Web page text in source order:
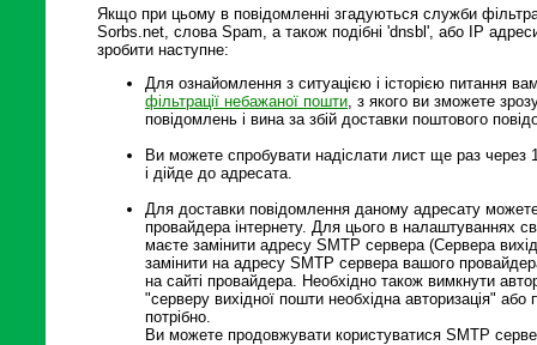
Якщо при цьому в повідомленні згадуються служби
Sorbs.net, слова Spam, а також подібні 'dnsbl', або IP
зробити наступне:
Для ознайомлення з ситуацією і історією питання
фільтрації небажаної пошти , з якого ви зможете
повідомлень і вина за збій доставки поштового
Ви можете спробувати надіслати лист ще раз
і дійде до адресата.
Для доставки повідомлення даному адресату
провайдера інтернету. Для цього в налаштуваннях
маєте замінити адресу SMTP сервера (Сервера
замінити на адресу SMTP сервера вашого
на сайті провайдера. Необхідно також вимкнути
"серверу вихідної пошти необхідна авторизація"
потрібно.
Ви можете продовжувати користуватися SMTP